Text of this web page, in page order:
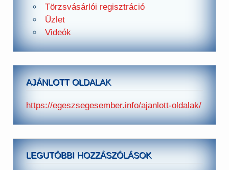
Törzsvásárlói regisztráció
Üzlet
Videók
AJÁNLOTT OLDALAK
https://egeszsegesember.info/ajanlott-oldalak/
LEGUTÓBBI HOZZÁSZÓLÁSOK